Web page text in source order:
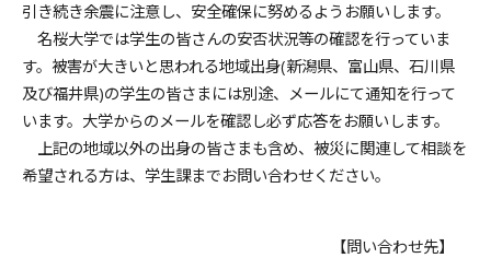
引き続き余震に注意し、安全確保に努めるようお願いします。
名桜大学では学生の皆さんの安否状況等の確認を行っていま
す。被害が大きいと思われる地域出身(新潟県、富山県、石川県
及び福井県)の学生の皆さまには別途、メールにて通知を行って
います。大学からのメールを確認し必ず応答をお願いします。
上記の地域以外の出身の皆さまも含め、被災に関連して相談を
希望される方は、学生課までお問い合わせください。
【問い合わせ先】